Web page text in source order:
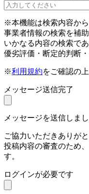
※本機能は検索内容か
事業者情報の検索を補助
いかなる内容の検索で
優劣評価・断定的判断
※利用規約をご確認の
メッセージ送信完了
メッセージを送信しまし
ご協力いただきありが
投稿内容の審査のため
す。
ログインが必要です